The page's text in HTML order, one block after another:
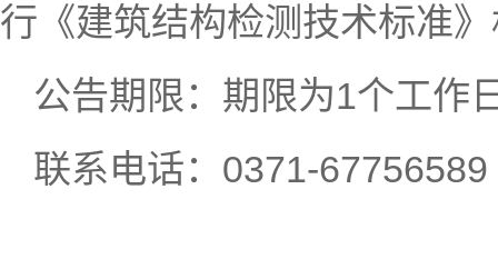
行《建筑结构检测技术标准
公告期限：期限为1个工作
联系电话：0371-67756589